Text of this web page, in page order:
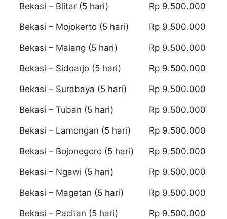
Bekasi – Blitar (5 hari) Rp 9.500.000
Bekasi – Mojokerto (5 hari) Rp 9.500.000
Bekasi – Malang (5 hari) Rp 9.500.000
Bekasi – Sidoarjo (5 hari) Rp 9.500.000
Bekasi – Surabaya (5 hari) Rp 9.500.000
Bekasi – Tuban (5 hari) Rp 9.500.000
Bekasi – Lamongan (5 hari) Rp 9.500.000
Bekasi – Bojonegoro (5 hari) Rp 9.500.000
Bekasi – Ngawi (5 hari) Rp 9.500.000
Bekasi – Magetan (5 hari) Rp 9.500.000
Bekasi – Pacitan (5 hari) Rp 9.500.000